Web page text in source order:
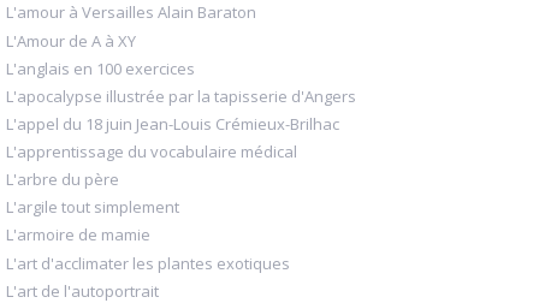
L'amour à Versailles Alain Baraton
L'Amour de A à XY
L'anglais en 100 exercices
L'apocalypse illustrée par la tapisserie d'Angers
L'appel du 18 juin Jean-Louis Crémieux-Brilhac
L'apprentissage du vocabulaire médical
L'arbre du père
L'argile tout simplement
L'armoire de mamie
L'art d'acclimater les plantes exotiques
L'art de l'autoportrait